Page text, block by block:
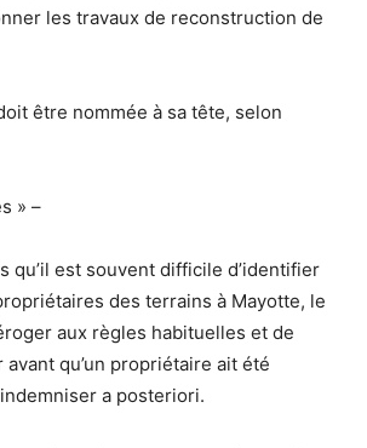
les travaux de reconstruction de
être nommée à sa tête, selon
» –
qu’il est souvent difficile d’identifier
des terrains à Mayotte, le
aux règles habituelles et de
qu’un propriétaire ait été
a posteriori.